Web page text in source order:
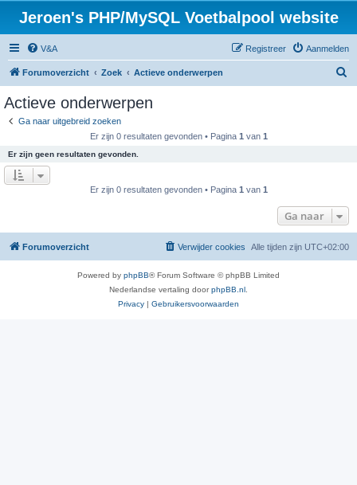
Jeroen's PHP/MySQL Voetbalpool website
V&A Aanmelden
Registreer
Forumoverzicht Zoek Actieve onderwerpen
Actieve onderwerpen
Ga naar uitgebreid zoeken
Er zijn 0 resultaten gevonden • Pagina 1 van 1
Er zijn geen resultaten gevonden.
Er zijn 0 resultaten gevonden • Pagina 1 van 1
Ga naar
Forumoverzicht Alle tijden zijn UTC+02:00
Verwijder cookies
Powered by phpBB® Forum Software © phpBB Limited
Nederlandse vertaling doorphpBB.nl
Privacy | Gebruikersvoorwaarden